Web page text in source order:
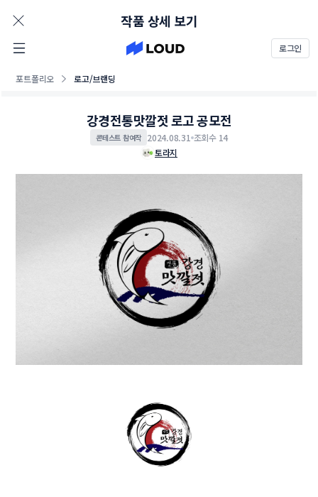
로그인
포트폴리오 로고/브랜딩
작품 상세 보기
강경전통맛깔젓 로고 공모전
콘테스트 참여작 2024.08.31 조회수 14
토라지